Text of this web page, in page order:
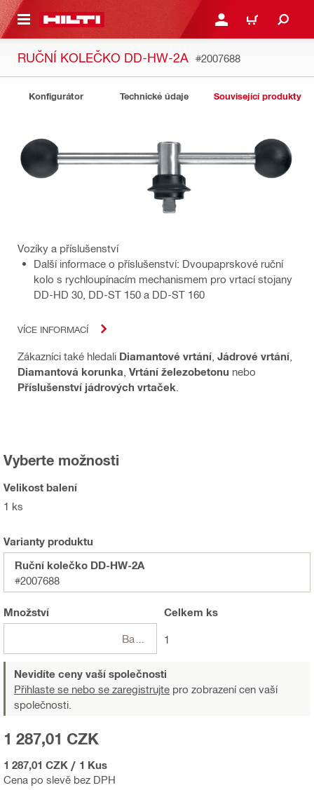
HLAVNÍ OBSAH PŘIHLÁSIT NEBO
KOŠÍK
RUČNÍ KOLEČKO DD-HW-2A #2007688
Konfigurátor Technické údaje Související produkty
Vozíky a příslušenství
Další informace o příslušenství: Dvoupaprskové ruční
kolo s rychloupínacím mechanismem pro vrtací stojany
DD-HD 30, DD-ST 150 a DD-ST 160
VÍCE INFORMACÍ
Zákazníci také hledali Diamantové vrtání Jádrové vrtání
Diamantová korunka Vrtání železobetonu nebo
Příslušenství jádrových vrtaček
Vyberte možnosti
Velikost balení
1 ks
Varianty produktu
Ruční kolečko DD-HW-2A
#2007688
Množství Celkem ks
1
Nevidíte ceny vaší společnosti
Přihlaste se nebo se zaregistrujte pro zobrazení cen vaší
společnosti.
Cena po slevě bez DPH
1 287,01 CZK
1 287,01 CZK / 1 Kus